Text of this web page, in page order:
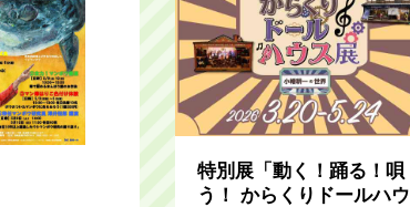
特別展「動く！踊る！唄
う！ からくりドールハウ